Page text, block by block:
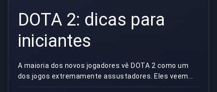
DOTA 2: dicas para
iniciantes
A maioria dos novos jogadores vê DOTA 2 como um
dos jogos extremamente assustadores. Eles veem
muitos itens, muitos grupos de heróis diferentes e,